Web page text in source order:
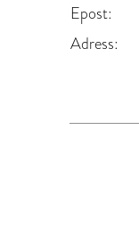
Epost:
Adress: